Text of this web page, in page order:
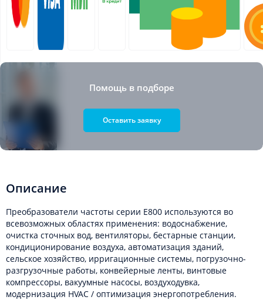
Помощь в подборе
Оставить заявку
Описание
Преобразователи частоты серии E800 используются во
всевозможных областях применения: водоснабжение,
очистка сточных вод, вентиляторы, бестарные станции,
кондиционирование воздуха, автоматизация зданий,
сельское хозяйство, ирригационные системы, погрузочно-
разгрузочные работы, конвейерные ленты, винтовые
компрессоры, вакуумные насосы, воздуходувка,
модернизация HVAC / оптимизация энергопотребления.